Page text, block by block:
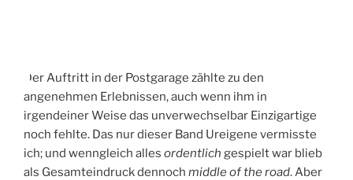
Der Auftritt in der Postgarage zählte zu den
angenehmen Erlebnissen, auch wenn ihm in
irgendeiner Weise das unverwechselbar Einzigartige
noch fehlte. Das nur dieser Band Ureigene vermisste
ich; und wenngleich alles ordentlich gespielt war blieb
als Gesamteindruck dennoch middle of the road. Aber